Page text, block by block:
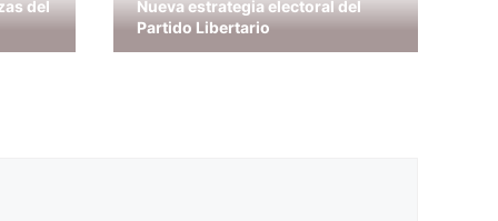
del
Nueva estrategia electoral del
Partido Libertario